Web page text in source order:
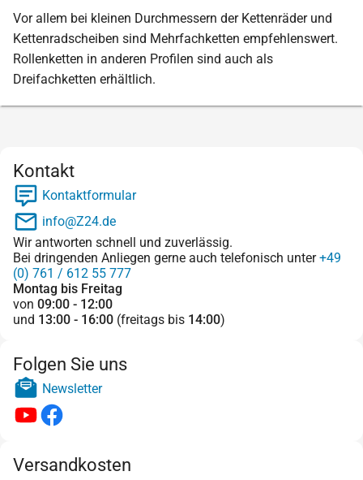
Vor allem bei kleinen Durchmessern der Kettenräder und
Kettenradscheiben sind Mehrfachketten empfehlenswert.
Rollenketten in anderen Profilen sind auch als
Dreifachketten erhältlich.
Kontakt
Kontaktformular
info@Z24.de
Wir antworten schnell und zuverlässig.
Bei dringenden Anliegen gerne auch telefonisch unter+49
(0) 761 / 612 55 777
Montag bis Freitag
von 09:00 - 12:00
und 13:00 - 16:00 (freitags bis 14:00)
Folgen Sie uns
Newsletter
Versandkosten